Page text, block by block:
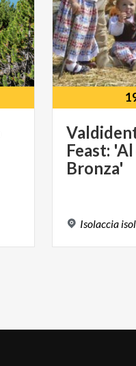
Feast:
Bronza'
Isolaccia